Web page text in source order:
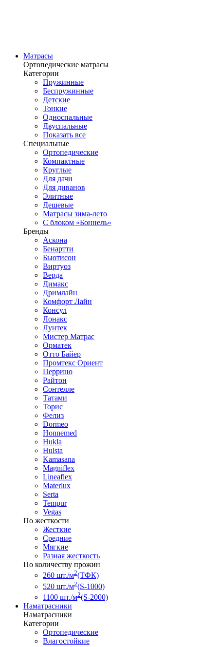
Матрасы
Ортопедические матрасы
Категории
Пружинные
Беспружинные
Детские
Тонкие
Односпальные
Двуспальные
Показать все
Специальные
Ортопедические
Компактные
Круглые
Для дачи
Для диванов
Элитные
Дешевые
Матрасы зима-лето
С блоком «Боннель»
Бренды
Аскона
Бенартти
Бьютисон
Виртуоз
Верда
Димакс
Дримлайн
Комфорт Лайн
Консул
Лонакс
Лунтек
Мистер Матрас
Орматек
Отто Байер
Промтекс Ориент
Перрино
Райтон
Сонтелле
Татами
Торис
Фелиз
Dormeo
Honnemed
Hukla
Hulsta
Kamasana
Magniflex
Lineaflex
Materlux
Serta
Tempur
Vegas
По жесткости
Жесткие
Средние
Мягкие
Разная жесткость
По количеству прожин
260 шт./м2(ТФК)
520 шт./м2(S-1000)
1100 шт./м2(S-2000)
Наматрасники
Наматрасники
Категории
Ортопедические
Влагостойкие